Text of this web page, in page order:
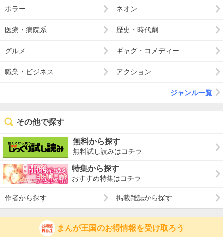
ホラー ネオン
医療・病院系 歴史・時代劇
グルメ ギャグ・コメディー
職業・ビジネス アクション
ジャンル一覧
その他で探す
無料から探す
無料試し読みはコチラ
特集から探す
おすすめ特集はコチラ
作者から探す 掲載雑誌から探す
まんが王国のお得情報を受け取ろう